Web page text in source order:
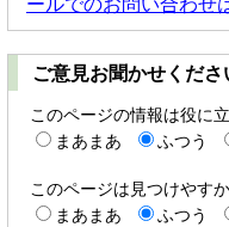
ご意見お聞かせくださ
このページの情報は役に
まあまあ
ふつう
このページは見つけやす
まあまあ
ふつう